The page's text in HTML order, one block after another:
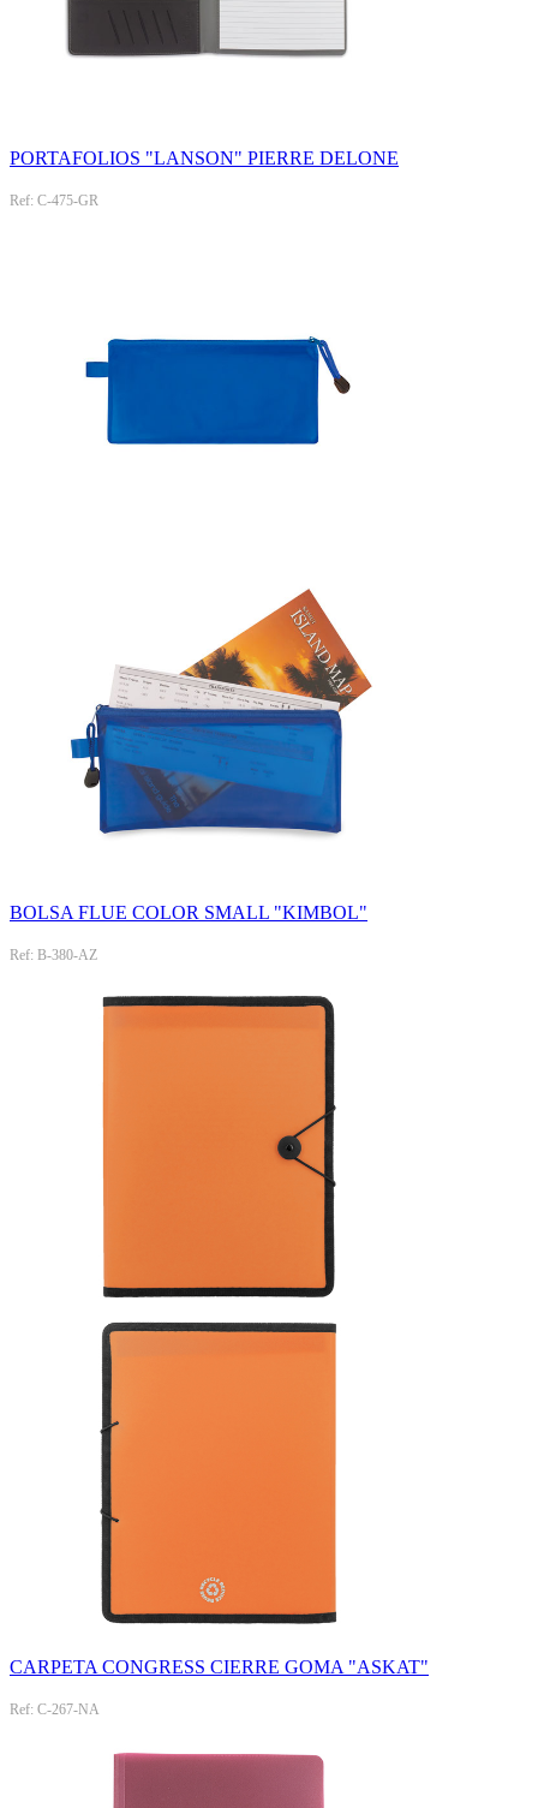
PORTAFOLIOS "LANSON" PIERRE DELONE
Ref: C-475-GR
BOLSA FLUE COLOR SMALL "KIMBOL"
Ref: B-380-AZ
CARPETA CONGRESS CIERRE GOMA "ASKAT"
Ref: C-267-NA